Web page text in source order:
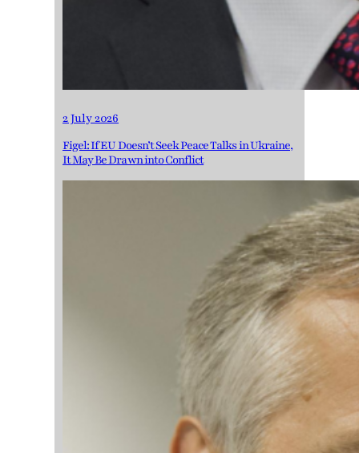
2 July 2026
Figel: If EU Doesn’t Seek Peace Talks in Ukraine,
It May Be Drawn into Conflict